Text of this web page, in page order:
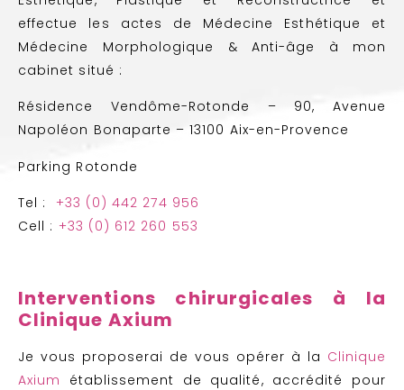
effectue les actes de Médecine Esthétique et
Médecine Morphologique & Anti-âge à mon
cabinet situé :
Résidence Vendôme-Rotonde – 90, Avenue
Napoléon Bonaparte – 13100 Aix-en-Provence
Parking Rotonde
Tel : +33 (0) 442 274 956
Cell : +33 (0) 612 260 553
Interventions chirurgicales à la
Clinique Axium
Je vous proposerai de vous opérer à la Clinique
Axium
établissement de qualité, accrédité pour